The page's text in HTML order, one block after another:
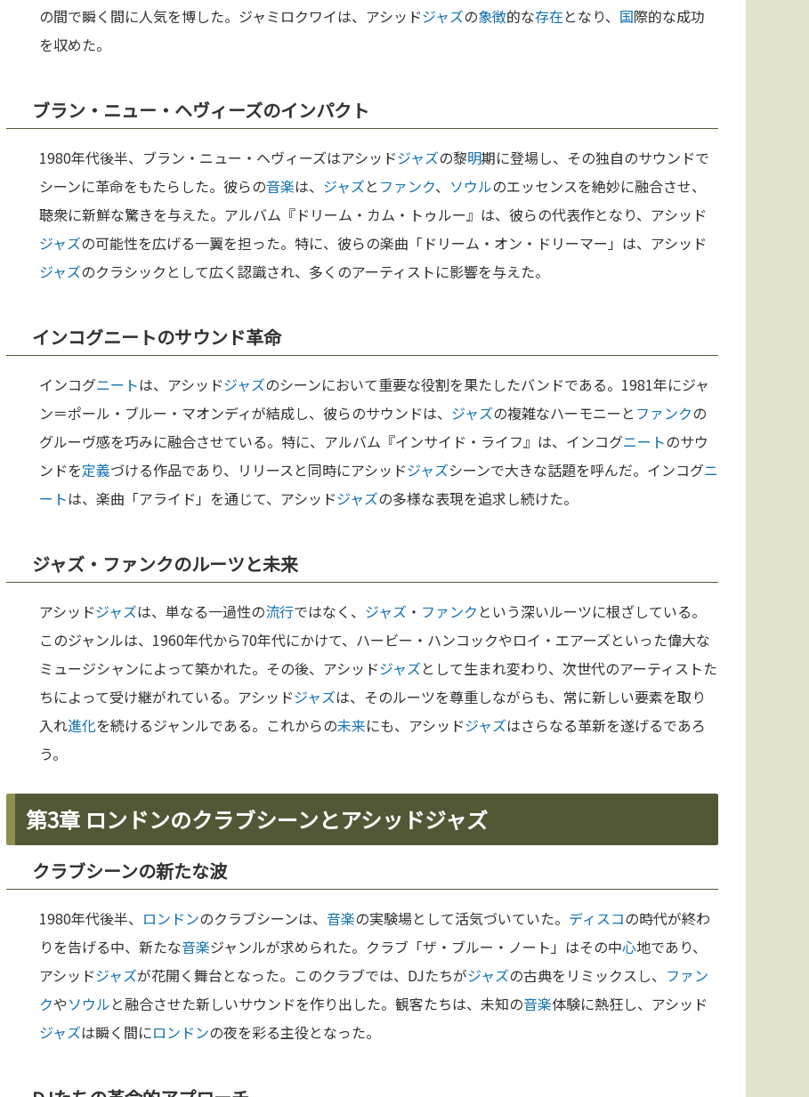
の間で瞬く間に人気を博した。ジャミロクワイは、アシッドジャズの象徴的な存在となり、 国際的な成功
を収めた。
ブラン・ニュー・ヘヴィーズのインパクト
1980年代後半、ブラン・ニュー・ヘヴィーズはアシッドジャズの黎明期に登場し、その独自のサウンドで
シーンに革命をもたらした。彼らの音楽は、 ジャズと ファンク、 ソウルのエッセンスを絶妙に融合させ、
聴衆に新鮮な驚きを与えた。アルバム『ドリーム・カム・トゥルー』は、彼らの代表作となり、アシッド
ジャズの可能性を広げる一翼を担った。特に、彼らの楽曲「ドリーム・オン・ドリーマー」は、アシッド
ジャズのクラシックとして広く認識され、多くのアーティストに影響を与えた。
インコグニートのサウンド革命
インコグニートは、アシッドジャズのシーンにおいて重要な役割を果たしたバンドである。1981年にジャ
ン＝ポール・ブルー・マオンディが結成し、彼らのサウンドは、 ジャズの複雑なハーモニーと ファンクの
グルーヴ感を巧みに融合させている。特に、アルバム『インサイド・ライフ』は、インコグニートのサウ
ンドを定義づける作品であり、リリースと同時にアシッドジャズシーンで大きな話題を呼んだ。インコグニ
ートは、楽曲「アライド」を通じて、アシッドジャズの多様な表現を追求し続けた。
ジャズ・ファンクのルーツと未来
アシッドジャズは、単なる一過性の流行ではなく、 ジャズ ・ ファンク という深いルーツに根ざしている。
このジャンルは、1960年代から70年代にかけて、ハービー・ハンコックやロイ・エアーズといった偉大な
ミュージシャンによって築かれた。その後、アシッドジャズとして生まれ変わり、次世代のアーティストた
ちによって受け継がれている。アシッドジャズは、そのルーツを尊重しながらも、常に新しい要素を取り
入れ進化を続けるジャンルである。これからの未来にも、アシッドジャズはさらなる革新を遂げるであろ
う。
第3章 ロンドンのクラブシーンとアシッドジャズ
クラブシーンの新たな波
1980年代後半、 ロンドンのクラブシーンは、 音楽の実験場として活気づいていた。 ディスコの時代が終わ
りを告げる中、新たな音楽ジャンルが求められた。クラブ「ザ・ブルー・ノート」はその中心地であり、
アシッドジャズが花開く舞台となった。このクラブでは、DJたちがジャズの古典をリミックスし、 ファン
クやソウルと融合させた新しいサウンドを作り出した。観客たちは、未知の音楽体験に熱狂し、アシッド
ジャズは瞬く間にロンドンの夜を彩る主役となった。